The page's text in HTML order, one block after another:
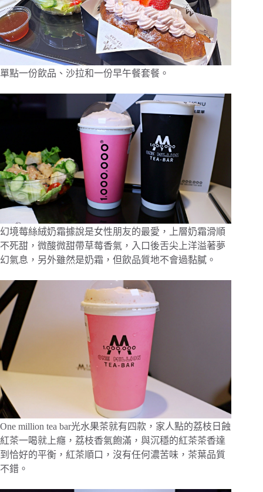
單點一份飲品、沙拉和一份早午餐套餐。
幻境莓絲絨奶霜據說是女性朋友的最愛，上層奶霜滑順
不死甜，微酸微甜帶草莓香氣，入口後舌尖上洋溢著夢
幻氣息，另外雖然是奶霜，但飲品質地不會過黏膩。
One million tea bar光水果茶就有四款，家人點的荔枝日蝕
紅茶一喝就上癮，荔枝香氣飽滿，與沉穩的紅茶茶香達
到恰好的平衡，紅茶順口，沒有任何濃苦味，茶葉品質
不錯。